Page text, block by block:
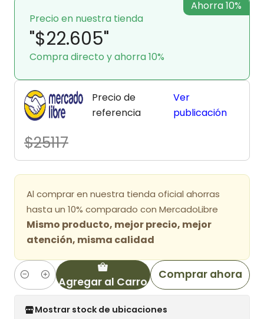
Precio en nuestra tienda
"$22.605"
Compra directo y ahorra 10%
Ahorra 10%
Precio de
referencia
$25117
Ver
publicación
Al comprar en nuestra tienda oficial ahorras
hasta un 10% comparado con MercadoLibre
Mismo producto, mejor precio, mejor
atención, misma calidad
Cantidad Agregar al Carro
Comprar ahora
Mostrar stock de ubicaciones